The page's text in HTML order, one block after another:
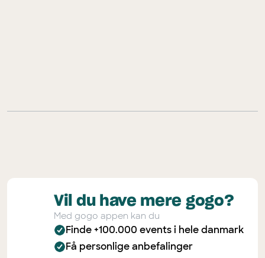
Vil du have mere gogo?
Med gogo appen kan du
Finde +100.000 events i hele danmark
Få personlige anbefalinger